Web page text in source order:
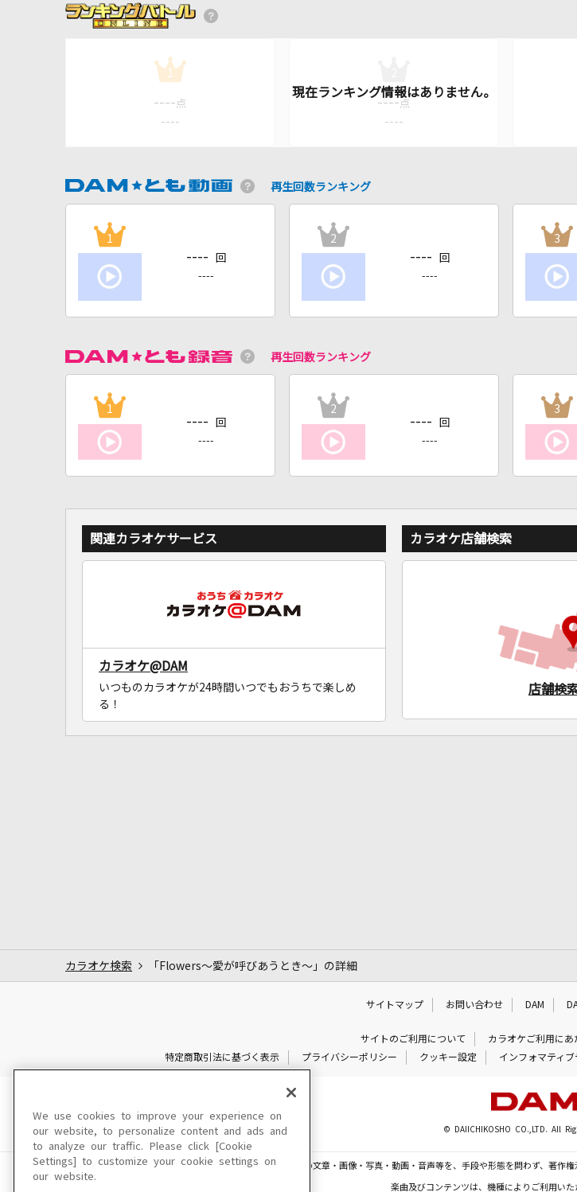
1
---- 点
----
---- 点
----
再生回数ランキング
1
---- 回
----
2
---- 回
----
3
再生回数ランキング
1
---- 回
----
2
---- 回
----
3
関連カラオケサービス
カラオケ@DAM
いつものカラオケが24時間いつでもおうちで楽しめ
る！
カラオケ店舗検索
店舗検
カラオケ検索 「Flowers～愛が呼びあうとき～」の詳細
サイトマップ お問い合わせ DAM
サイトのご利用について カラオケご利用にあ
特定商取引法に基づく表示
プライバシーポリシー クッキー設定 インフォマティ
© DAIICHIKOSHO CO.,LTD. All
このサイトに掲載されている一切の文章・画像・写真・動画・音声等を、手段や形態を問わず、著作
楽曲及びコンテンツは、機種によりご利用いた
We use cookies to improve your experience on
our website, to personalize content and ads and
to analyze our traffic. Please click [Cookie
Settings] to customize your cookie settings on
our website.